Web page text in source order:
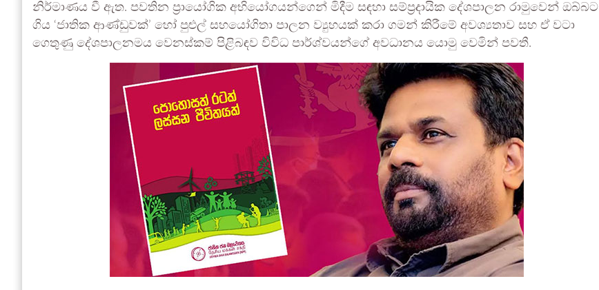
නිර්මාණය වී ඇත. පවතින ප්‍රායෝගික අභියෝගයන්ගෙන් මිදීම සඳහා සම්ප්‍රදායික දේශපාලන රාමුවෙන් ඔබ්බට
ගිය ‘ජාතික ආණ්ඩුවක්’ හෝ පුළුල් සහයෝගිතා පාලන ව්‍යුහයක් කරා ගමන් කිරීමේ අවශ්‍යතාව සහ ඒ වටා
ගෙතුණු දේශපාලනමය වෙනස්කම් පිළිබඳව විවිධ පාර්ශ්වයන්ගේ අවධානය යොමු වෙමින් පවතී.